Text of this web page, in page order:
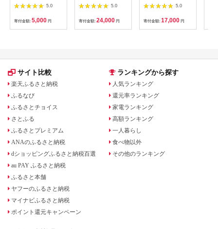
麺300g×2袋
5.0
寄付金額: 5,000 円
けで漬けた無添加梅干
し2kg 梅ボーイズ｜
B201_EP6024
5.0
寄付金額: 24,000 円
形県鶴岡市 アトリエ
かおる | 山葡萄 雑貨
キーホルダー ギフト
贈り物 お取り寄せ 返
礼品
5.0
寄付金額: 17,000 円
サイト比較
楽天ふるさと納税
ふるなび
ふるさとチョイス
さとふる
ふるさとプレミアム
ANAのふるさと納税
dショッピングふるさと納税百選
au PAY ふるさと納税
ふるさと本舗
ヤフーのふるさと納税
マイナビふるさと納税
ポイント還元キャンペーン
ランキングから探す
人気ランキング
還元率ランキング
家電ランキング
高額ランキング
一人暮らし
食べ物以外
その他のランキング